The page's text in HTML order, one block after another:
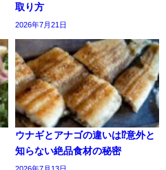
取り方
2026年7月21日
ウナギとアナゴの違いは⁉意外と
知らない絶品食材の秘密